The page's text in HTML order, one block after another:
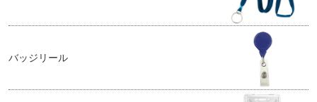
バッジリール